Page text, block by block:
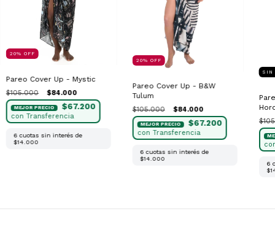
20% OFF
Pareo Cover Up - Mystic
$105.000 $84.000
$67.200
6 cuotas sin interés de
$14.000
20% OFF
Pareo Cover Up - B&W
Tulum
$105.000 $84.000
$67.200
6 cuotas sin interés de
$14.000
SIN
6